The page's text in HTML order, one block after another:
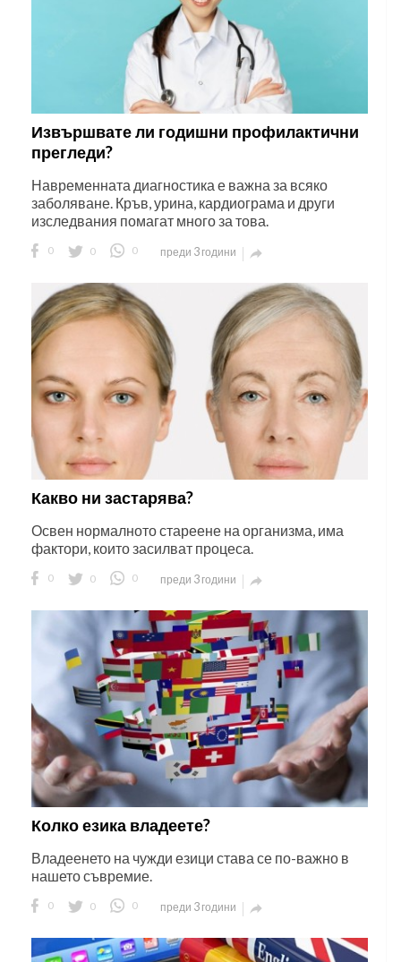
Извършвате ли годишни профилактични
прегледи?
Навременната диагностика е важна за всяко
заболяване. Кръв, урина, кардиограма и други
изследвания помагат много за това.
0 0 0 преди 3 години 
Какво ни застарява?
Освен нормалното стареене на организма, има
фактори, които засилват процеса.
0 0 0 преди 3 години 
Колко езика владеете?
Владеенето на чужди езици става се по-важно в
нашето съвремие.
0 0 0 преди 3 години 